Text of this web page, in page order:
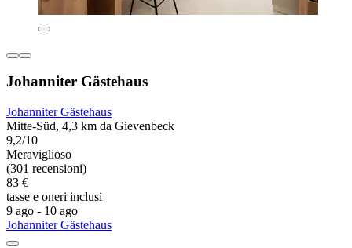
Johanniter Gästehaus
Johanniter Gästehaus
Mitte-Süd, 4,3 km da Gievenbeck
9,2/10
Meraviglioso
(301 recensioni)
83 €
tasse e oneri inclusi
9 ago - 10 ago
Johanniter Gästehaus